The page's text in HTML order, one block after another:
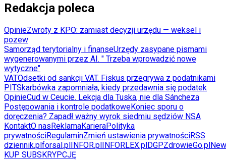
Redakcja poleca
OpinieZwroty z KPO: zamiast decyzji urzędu — weksel i
pozew
Samorząd terytorialny i finanseUrzędy zasypane pismami
wygenerowanymi przez AI. " Trzeba wprowadzić nowe
wytyczne"
VATOdsetki od sankcji VAT. Fiskus przegrywa z podatnikami
PITSkarbówka zapomniała, kiedy przedawnia się podatek
OpinieCud w Ceucie. Lekcja dla Tuska, nie dla Sáncheza
Postępowania i kontrole podatkoweKoniec sporu o
doręczenia? Zapadł ważny wyrok siedmiu sędziów NSA
KontaktO nasReklamaKarieraPolityka
prywatnościRegulaminZmień ustawienia prywatnościRSS
dziennik.plforsal.plINFOR.plINFORLEX.plDGPZdrowieGo.pl
KUP SUBSKRYPCJĘ